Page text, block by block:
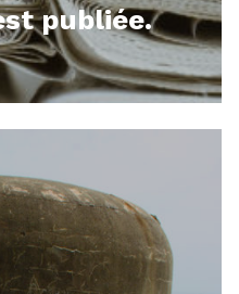
publiée.